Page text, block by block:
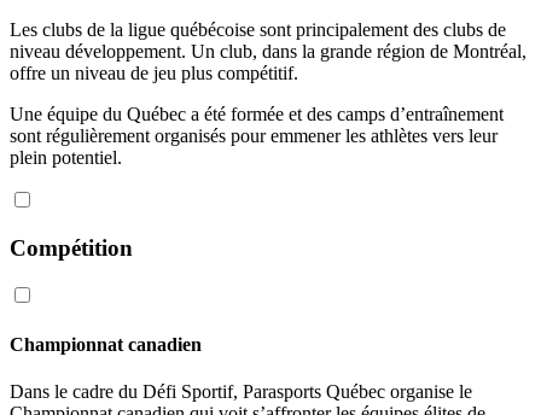
Les clubs de la ligue québécoise sont principalement des clubs de
niveau développement. Un club, dans la grande région de Montréal,
offre un niveau de jeu plus compétitif.
Une équipe du Québec a été formée et des camps d’entraînement
sont régulièrement organisés pour emmener les athlètes vers leur
plein potentiel.
Compétition
Championnat canadien
Dans le cadre du Défi Sportif, Parasports Québec organise le